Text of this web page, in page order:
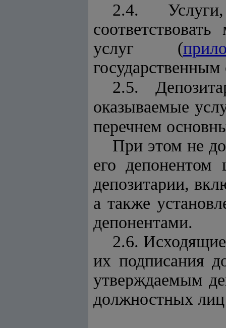
2.4.
услуг (
2.5.
оказываемые
перечнем
При этом не
его
депозитарии,
а также
депонентами.
2.6.
их подписания
утверждаемым
должностных